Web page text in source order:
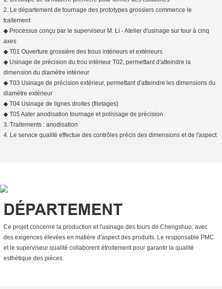
2. Le département de tournage des prototypes grossiers commence le
traitement
◆ Processus conçu par le superviseur M. Li - Atelier d'usinage sur tour à cinq
axes
◆ T01 Ouverture grossière des trous intérieurs et extérieurs
◆ Usinage de précision du trou intérieur T02, permettant d'atteindre la
dimension du diamètre intérieur
◆ T03 Usinage de précision extérieur, permettant d'atteindre les dimensions du
diamètre extérieur
◆ T04 Usinage de lignes droites (filetages)
◆ T05 Aater anodisation tournage et polissage de précision
3. Traitements : anodisation
4. Le service qualité effectue des contrôles précis des dimensions et de l'aspect.
DÉPARTEMENT
Ce projet concerne la production et l'usinage des tours de Chengshuo, avec
des exigences élevées en matière d'aspect des produits. Le responsable PMC
et le superviseur qualité collaborent étroitement pour garantir la qualité
esthétique des pièces.